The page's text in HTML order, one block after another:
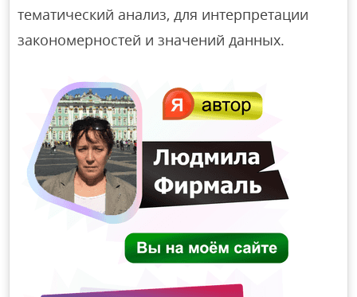
тематический анализ, для интерпретации
закономерностей и значений данных.